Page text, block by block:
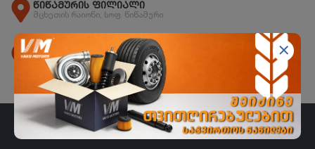
წიწამურის ფილიალი
მცხეთის რაიონი, სოფ. წიწამური
ორხევის ფილიალი
ორხევის დასახლება, ჩანტლაძის N15